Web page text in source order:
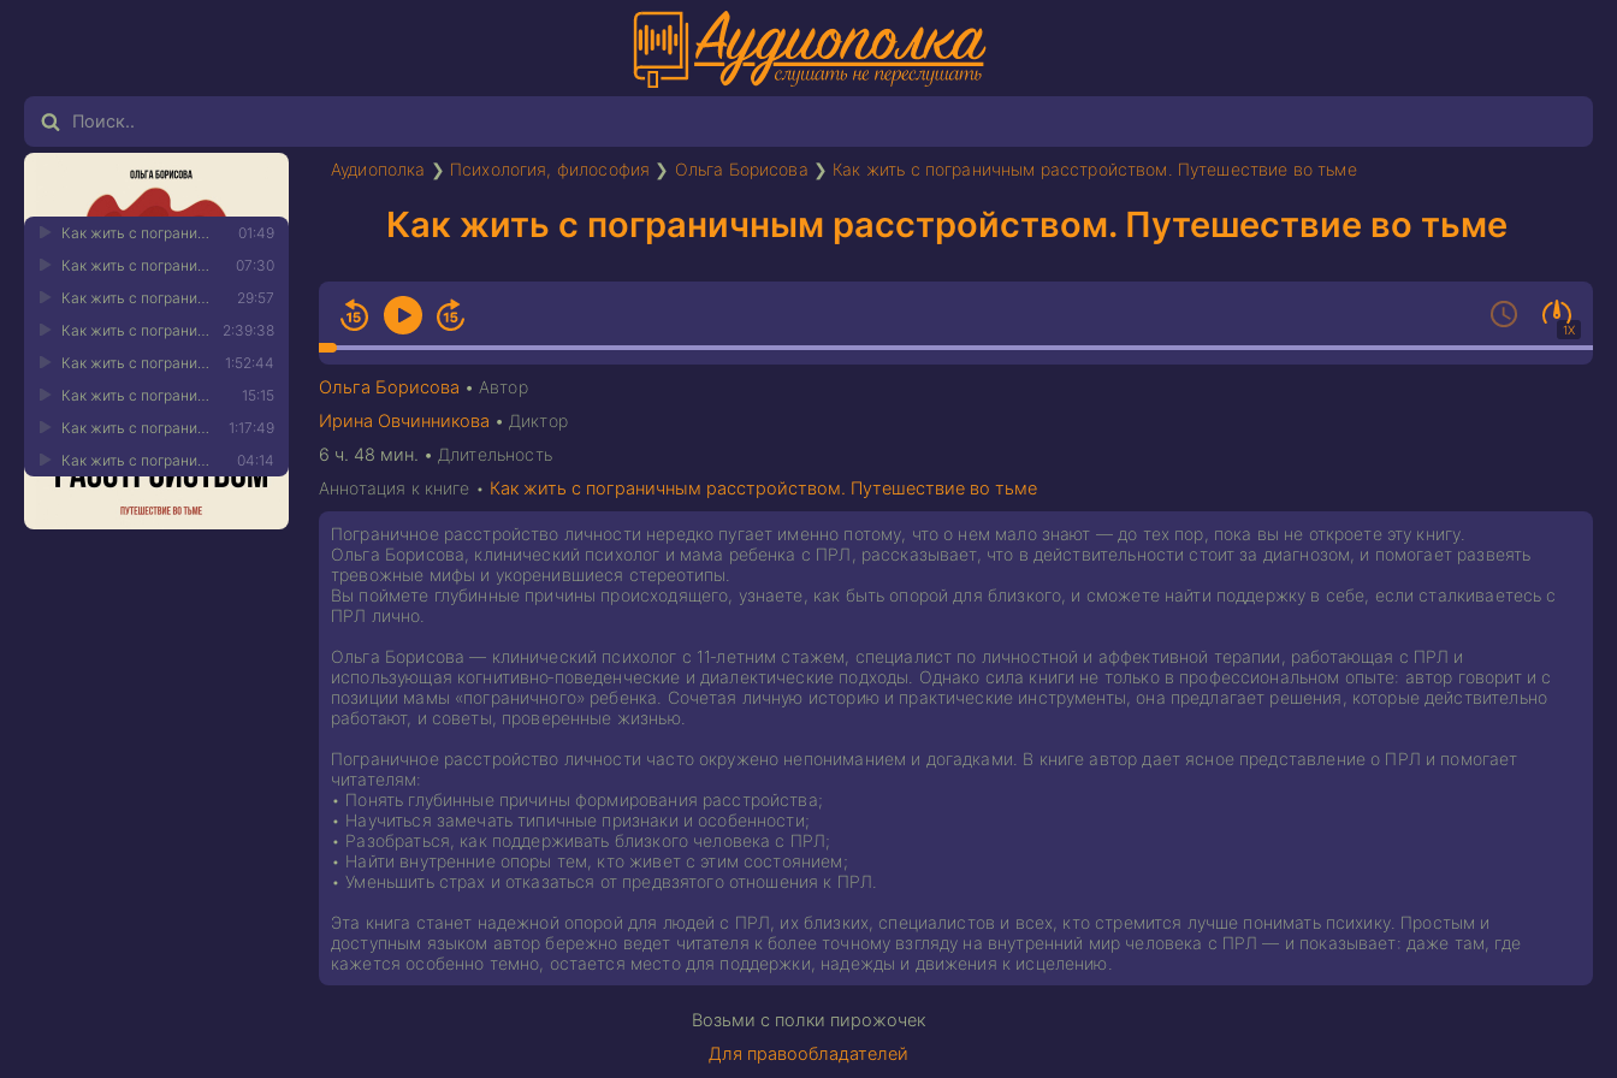
Аудиополка ❯ Психология, философия ❯ Ольга Борисова ❯ Как жить с пограничным расстройством. Путешествие во тьме
Как жить с пограничным расстройством. Путешествие во тьме
1X
Ольга Борисова • Автор
Ирина Овчинникова • Диктор
6 ч. 48 мин. • Длительность
01:49
07:30
29:57
2:39:38
1:52:44
15:15
1:17:49
04:14
Аннотация к книге • Как жить с пограничным расстройством. Путешествие во тьме
Пограничное расстройство личности нередко пугает именно потому, что о нем мало знают — до тех пор, пока вы не откроете эту книгу.
Ольга Борисова, клинический психолог и мама ребенка с ПРЛ, рассказывает, что в действительности стоит за диагнозом, и помогает развеять
тревожные мифы и укоренившиеся стереотипы.
Вы поймете глубинные причины происходящего, узнаете, как быть опорой для близкого, и сможете найти поддержку в себе, если сталкиваетесь с
ПРЛ лично.
Ольга Борисова — клинический психолог с 11‑летним стажем, специалист по личностной и аффективной терапии, работающая с ПРЛ и
использующая когнитивно‑поведенческие и диалектические подходы. Однако сила книги не только в профессиональном опыте: автор говорит и с
позиции мамы «пограничного» ребенка. Сочетая личную историю и практические инструменты, она предлагает решения, которые действительно
работают, и советы, проверенные жизнью.
Пограничное расстройство личности часто окружено непониманием и догадками. В книге автор дает ясное представление о ПРЛ и помогает
читателям:
• Понять глубинные причины формирования расстройства;
• Научиться замечать типичные признаки и особенности;
• Разобраться, как поддерживать близкого человека с ПРЛ;
• Найти внутренние опоры тем, кто живет с этим состоянием;
• Уменьшить страх и отказаться от предвзятого отношения к ПРЛ.
Эта книга станет надежной опорой для людей с ПРЛ, их близких, специалистов и всех, кто стремится лучше понимать психику. Простым и
доступным языком автор бережно ведет читателя к более точному взгляду на внутренний мир человека с ПРЛ — и показывает: даже там, где
кажется особенно темно, остается место для поддержки, надежды и движения к исцелению.
Возьми с полки пирожочек
Для правообладателей